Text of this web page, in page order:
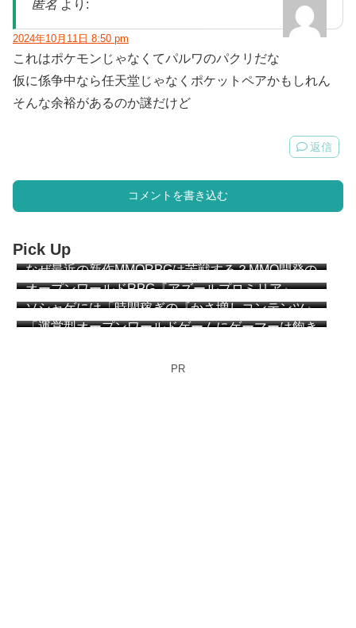
匿名 より:
2024年10月11日 8:50 pm
これはポケモンじゃなくてパルワのパクリだな
仮に係争中なら任天堂じゃなくポケットペアかもしれん
そんな余裕があるのか謎だけど
返信
コメントを書き込む
Pick Up
なぜ最近の新作MMORPGは苦戦する？MMO開発の
ベテラン達が説明 “MMOは『ゲーム』になりすぎ
た”
オープンワールドRPG『アズールプロミリア』
CBT簡易レビュー
ソシャゲには「時間稼ぎの『かさ増しコンテンツ』
が必要か？」 アークナイツ：エンドフィールドの
「運営型オープンワールドゲームにゲーマーは飽き
PR